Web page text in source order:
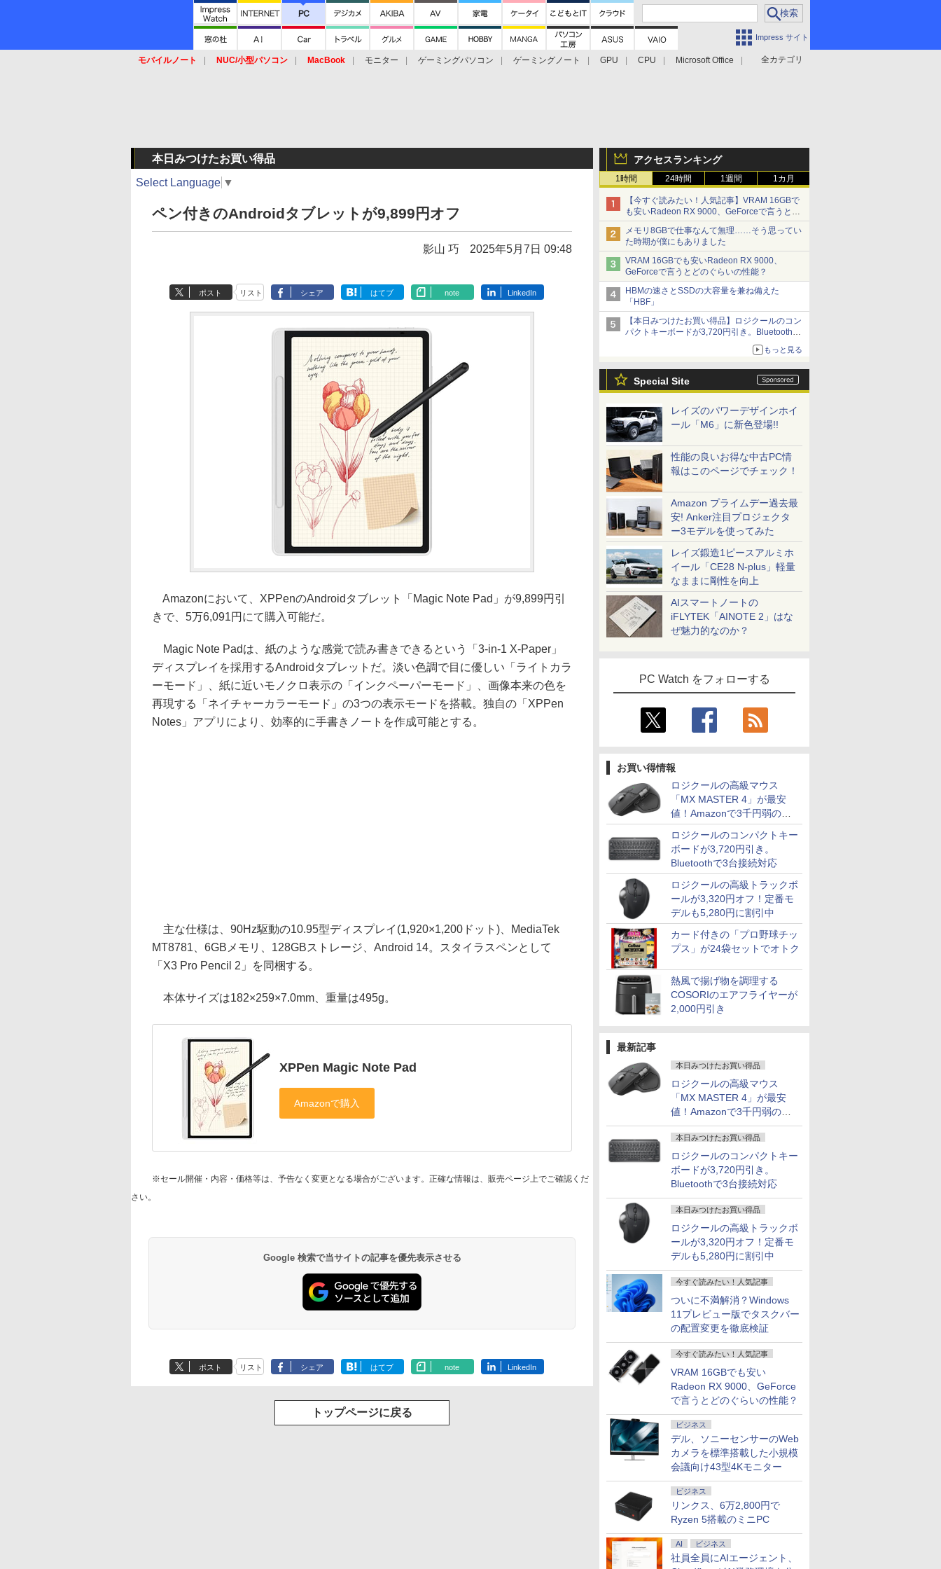
Impress サイト
全カテゴリ
モバイルノート NUC/小型パソコン MacBook モニター ゲーミングパソコン ゲーミングノート GPU CPU
Microsoft Office
アクセスランキング
1時間 24時間 1週間 1カ月
【今すぐ読みたい！人気記事】VRAM 16GBで
も安いRadeon RX 9000、GeForceで言うとど
のぐらいの性能？ - PC Watch
メモリ8GBで仕事なんて無理……そう思ってい
た時期が僕にもありました
VRAM 16GBでも安いRadeon RX 9000、
GeForceで言うとどのぐらいの性能？
HBMの速さとSSDの大容量を兼ね備えた
「HBF」
【本日みつけたお買い得品】ロジクールのコン
パクトキーボードが3,720円引き。Bluetoothで3
もっと見る
Special Site
レイズのパワーデザインホイ
ール「M6」に新色登場!!
性能の良いお得な中古PC情
報はこのページでチェック！
Amazon プライムデー過去最
安! Anker注目プロジェクタ
ー3モデルを使ってみた
レイズ鍛造1ピースアルミホ
イール「CE28 N-plus」軽量
なままに剛性を向上
AIスマートノートの
iFLYTEK「AINOTE 2」はな
ぜ魅力的なのか？
PC Watch をフォローする
お買い得情報
ロジクールの高級マウス
「MX MASTER 4」が最安
値！Amazonで3千円弱の割
引
ロジクールのコンパクトキー
ボードが3,720円引き。
Bluetoothで3台接続対応
ロジクールの高級トラックボ
ールが3,320円オフ！定番モ
デルも5,280円に割引中
カード付きの「プロ野球チッ
プス」が24袋セットでオトク
熱風で揚げ物を調理する
COSORIのエアフライヤーが
2,000円引き
最新記事
本日みつけたお買い得品
ロジクールの高級マウス
「MX MASTER 4」が最安
値！Amazonで3千円弱の割
引
本日みつけたお買い得品
ロジクールのコンパクトキー
ボードが3,720円引き。
Bluetoothで3台接続対応
本日みつけたお買い得品
ロジクールの高級トラックボ
ールが3,320円オフ！定番モ
デルも5,280円に割引中
今すぐ読みたい！人気記事
ついに不満解消？Windows
11プレビュー版でタスクバー
の配置変更を徹底検証
今すぐ読みたい！人気記事
VRAM 16GBでも安い
Radeon RX 9000、GeForce
で言うとどのぐらいの性能？
ビジネス
デル、ソニーセンサーのWeb
カメラを標準搭載した小規模
会議向け43型4Kモニター
ビジネス
リンクス、6万2,800円で
Ryzen 5搭載のミニPC
AI ビジネス
社員全員にAIエージェント、
本日みつけたお買い得品
Select Language ▼
ペン付きのAndroidタブレットが9,899円オフ
影山 巧 2025年5月7日 09:48
ポスト リスト シェア はてブ note LinkedIn
Amazonにおいて、XPPenのAndroidタブレット「Magic Note Pad」が9,899円引
きで、5万6,091円にて購入可能だ。
Magic Note Padは、紙のような感覚で読み書きできるという「3-in-1 X-Paper」
ディスプレイを採用するAndroidタブレットだ。淡い色調で目に優しい「ライトカラ
ーモード」、紙に近いモノクロ表示の「インクペーパーモード」、画像本来の色を
再現する「ネイチャーカラーモード」の3つの表示モードを搭載。独自の「XPPen
Notes」アプリにより、効率的に手書きノートを作成可能とする。
主な仕様は、90Hz駆動の10.95型ディスプレイ(1,920×1,200ドット)、MediaTek
MT8781、6GBメモリ、128GBストレージ、Android 14。スタイラスペンとして
「X3 Pro Pencil 2」を同梱する。
本体サイズは182×259×7.0mm、重量は495g。
XPPen Magic Note Pad
※セール開催・内容・価格等は、予告なく変更となる場合がございます。正確な情報は、販売ページ上でご確認くだ
さい。
Google 検索で当サイトの記事を優先表示させる
ポスト リスト シェア はてブ note LinkedIn
トップページに戻る